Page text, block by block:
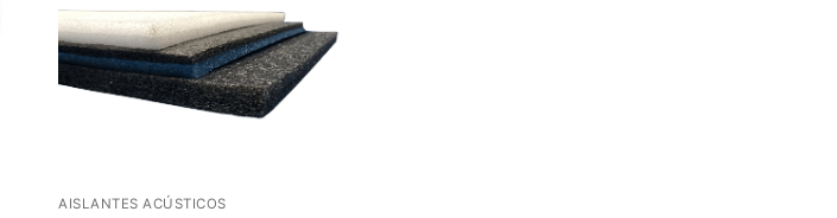
AISLANTES ACÚSTICOS